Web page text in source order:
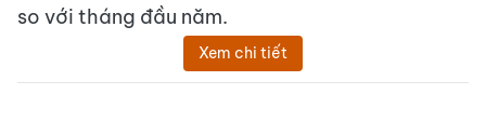
so với tháng đầu năm.
Xem chi tiết